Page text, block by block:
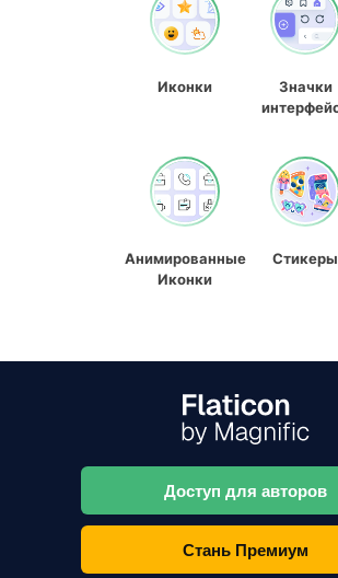
Иконки
Значки
Анимированные
Иконки
Стикеры
Доступ для авторов
Стань Премиум